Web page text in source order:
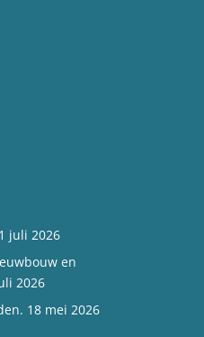
juli 2026
en
2026
18 mei 2026